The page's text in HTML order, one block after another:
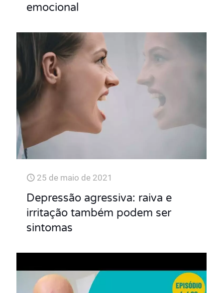
emocional
25 de maio de 2021
Depressão agressiva: raiva e
irritação também podem ser
sintomas